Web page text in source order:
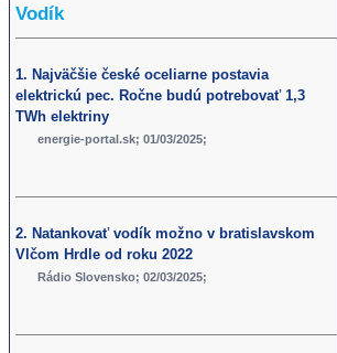
Vodík
1. Najväčšie české oceliarne postavia
elektrickú pec. Ročne budú potrebovať 1,3
TWh elektriny
energie-portal.sk; 01/03/2025;
2. Natankovať vodík možno v bratislavskom
Vlčom Hrdle od roku 2022
Rádio Slovensko; 02/03/2025;